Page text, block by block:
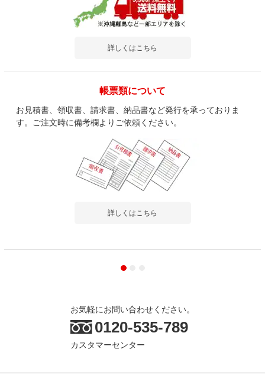
詳しくはこちら
帳票類について
お見積書、領収書、請求書、納品書など発行を承っておりま
す。ご注文時に備考欄よりご依頼ください。
詳しくはこちら
お気軽にお問い合わせください。
0120-535-789
カスタマーセンター